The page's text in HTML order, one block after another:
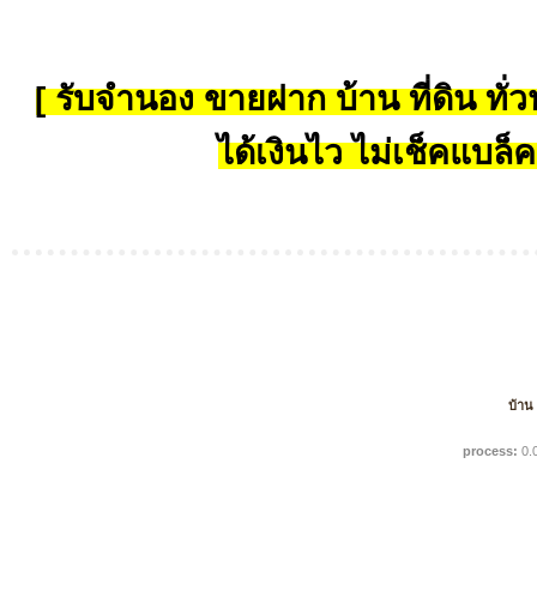
[ รับจำนอง ขายฝาก บ้าน ที่ดิน ทั่ว
ได้เงินไว ไม่เช็คแบล็
บ้าน
process: